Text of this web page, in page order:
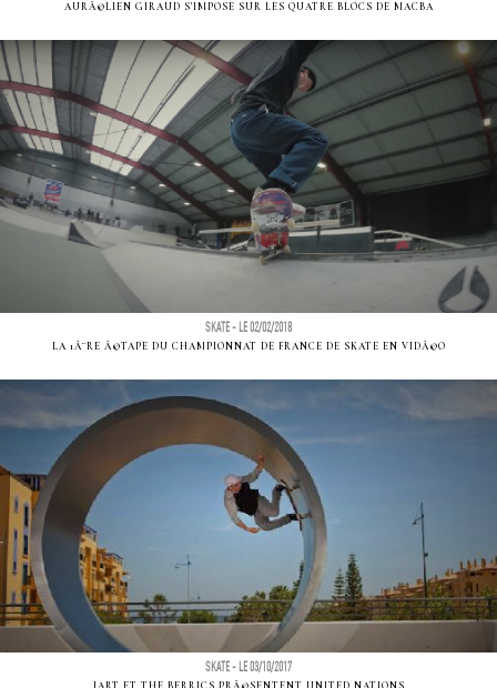
AURÃ©LIEN GIRAUD S'IMPOSE SUR LES QUATRE BLOCS DE MACBA
SKATE - LE 02/02/2018
LA 1Ã¨RE Ã©TAPE DU CHAMPIONNAT DE FRANCE DE SKATE EN VIDÃ©O
SKATE - LE 03/10/2017